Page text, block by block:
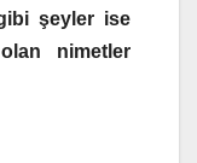
şeyler ise
nimetler